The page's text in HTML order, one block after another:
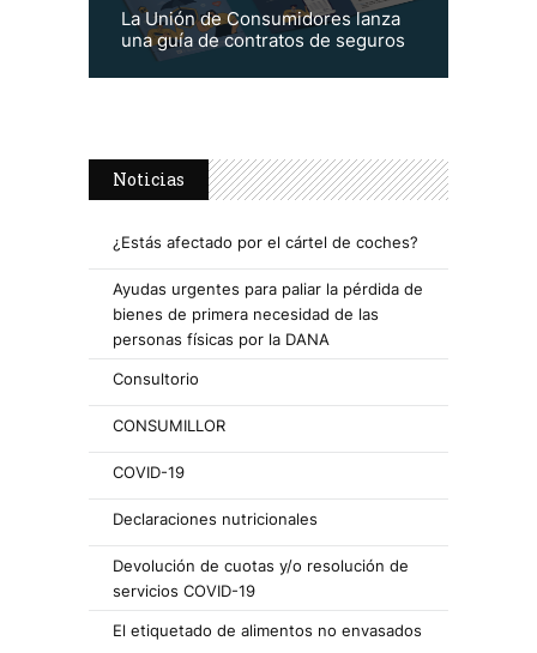
La Unión de Consumidores lanza
una guía de contratos de seguros
Noticias
¿Estás afectado por el cártel de coches?
Ayudas urgentes para paliar la pérdida de
bienes de primera necesidad de las
personas físicas por la DANA
Consultorio
CONSUMILLOR
COVID-19
Declaraciones nutricionales
Devolución de cuotas y/o resolución de
servicios COVID-19
El etiquetado de alimentos no envasados